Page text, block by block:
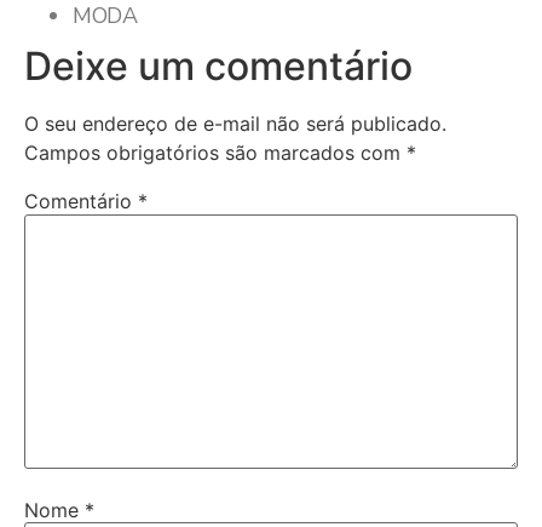
MODA
Deixe um comentário
O seu endereço de e-mail não será publicado.
Campos obrigatórios são marcados com *
Comentário *
Nome *